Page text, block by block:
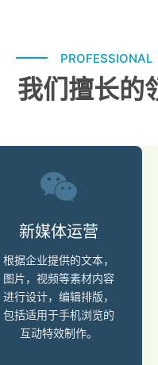
我们擅长的
PROFESSIONAL
新媒体运营
根据企业提供的文本，
图片，视频等素材内容
进行设计，编辑排版，
包括适用于手机浏览的
互动特效制作。